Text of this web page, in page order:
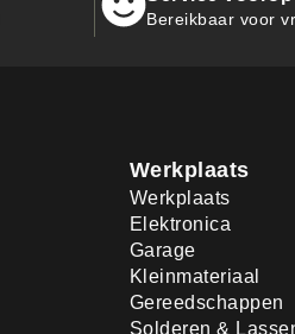
Bereikbaar voor
Werkplaats
Werkplaats
Elektronica
Garage
Kleinmateriaal
Gereedschappen
Solderen &